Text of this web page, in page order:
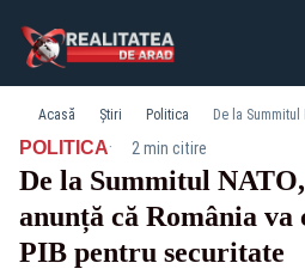
Acasă Știri Politica
POLITICA· 2 min citire
De la Summitul
anunță că România
PIB pentru securitate